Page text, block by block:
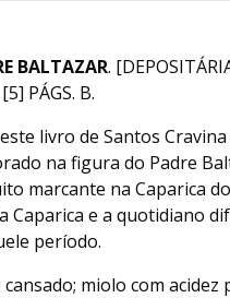
BALTAZAR.
PÁGS. B.
livro de Santos
na figura do Padre
marcante na Caparica
e a quotidiano
período.
miolo com acidez